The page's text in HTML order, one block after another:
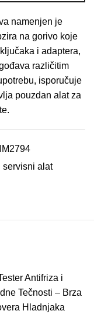
namenjen je
na gorivo koje
i adaptera,
različitim
isporučuje
pouzdan alat za
servisni alat